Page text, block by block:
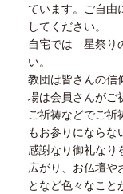
ています。ご自由
してください。
自宅では 星祭り
い。
教団は皆さんの信
場は会員さんがご
ご祈祷などでご祈
もお参りにならな
感謝なり御礼なり
広がり、お仏壇や
となど色々なこと